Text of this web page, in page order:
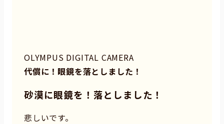
OLYMPUS DIGITAL CAMERA
代償に！眼鏡を落としました！
砂漠に眼鏡を！落としました！
悲しいです。